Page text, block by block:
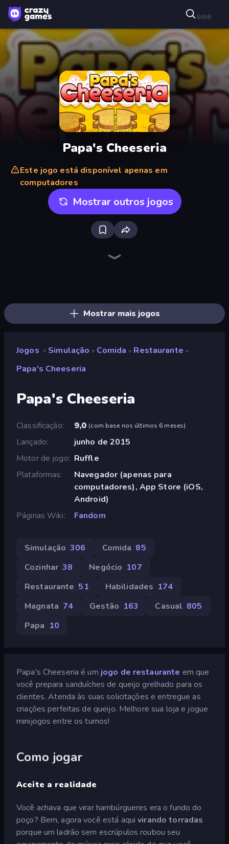
Papa's Cheeseria
Este jogo está disponível apenas em
computadores
Mostrar outros jogos
Mostrar mais jogos
Jogos » Simulação » Comida » Restaurante »
Papa's Cheeseria
Papa's Cheeseria
Classificação 9,0 (com base nos últimos 6 meses)
Lançado
junho de 2015
Motor de jogo Ruffle
Plataformas
Navegador (apenas para
computadores), App Store (iOS,
Android)
Páginas Wiki
Fandom
Simulação 306 Comida 85
Cozinhar 38 Negócio 107
Restaurante 51 Habilidades 174
Magnata 74 Gestão 163 Casual 805
Papa 10
Papa's Cheeseria é um jogo de restaurante em que
você prepara sanduíches de queijo grelhado para os
clientes. Atenda às suas solicitações e entregue as
criações perfeitas de queijo. Melhore sua loja e jogue
minijogos entre os turnos!
Como jogar
Aceite a realidade
Você achava que virar hambúrgueres era o fundo do
poço? Bem, agora você está aquivirando torradas
porque um ladrão sem escrúpulos roubou seu